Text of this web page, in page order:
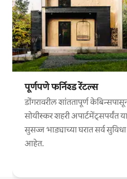
पूर्णपणे फर्निश्ड रेंटल्स
डोंगरावरील शांततापूर्ण
सोयीस्कर शहरी अपार्टमेंट्सपर्यंत या
सुसज्ज भाड्याच्या घरात सर्व सुविधा
आहेत.